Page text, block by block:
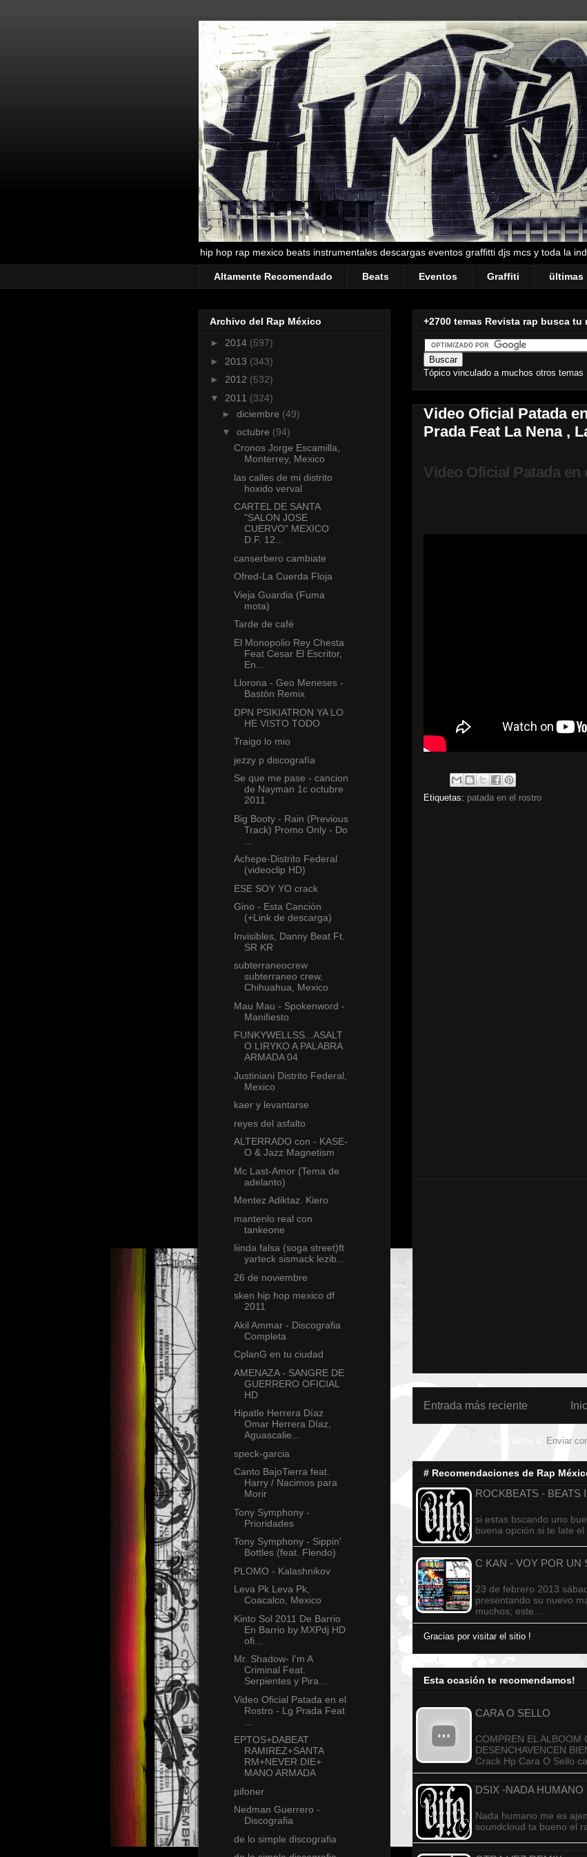
hip hop rap mexico beats instrumentales descargas eventos graffitti djs mcs y toda la
Altamente Recomendado Beats Eventos Graffiti ültimas
+2700 temas Revista rap busca tu
Tópico vinculado a muchos otros temas
Video Oficial Patada
Prada Feat La Nena ,
Video Oficial Patada en
Etiquetas: patada en el rostro
Entrada más reciente
Suscribirse a: Enviar
# Recomendaciones de Rap
ROCKBEATS - BEATS
si estas bscando uno
buena opción si te late
C KAN - VOY POR UN
23 de febrero 2013
presentando su nuevo
muchos; este…
Gracias por visitar el sitio !
Esta ocasión te recomendamos!
CARA O SELLO
COMPREN EL ALBOOM
DESENCHAVENCEN
Crack Hp Cara O Sello
DSIX -NADA
Nada humano me es
soundcloud ta bueno el
Archivo del Rap México
► 2014 (597)
► 2013 (343)
► 2012 (532)
▼ 2011 (324)
► diciembre (49)
▼ octubre (94)
Cronos Jorge Escamilla,
Monterrey, Mexico
las calles de mi distrito
hoxido verval
CARTEL DE SANTA
"SALON JOSE
CUERVO" MEXICO
D.F. 12...
canserbero cambiate
Ofred-La Cuerda Floja
Vieja Guardia (Fuma
mota)
Tarde de café
El Monopolio Rey Chesta
Feat Cesar El Escritor,
En...
Llorona - Geo Meneses -
Bastön Remix
DPN PSIKIATRON YA LO
HE VISTO TODO
Traigo lo mio
jezzy p discografía
Se que me pase - cancion
de Nayman 1c octubre
2011
Big Booty - Rain (Previous
Track) Promo Only - Do
Achepe-Distrito Federal
(videoclip HD)
ESE SOY YO crack
Gino - Esta Canción
(+Link de descarga)
Invisibles, Danny Beat Ft.
SR KR
subterraneocrew
subterraneo crew,
Chihuahua, Mexico
Mau Mau - Spokenword -
Manifiesto
FUNKYWELLSS...ASALT
O LIRYKO A PALABRA
ARMADA 04
Justiniani Distrito Federal,
Mexico
kaer y levantarse
reyes del asfalto
ALTERRADO con - KASE-
O & Jazz Magnetism
Mc Last-Amor (Tema de
adelanto)
Mentez Adiktaz. Kiero
mantenlo real con
tankeone
liinda falsa (soga street)ft
yarteck sismack lezib...
26 de noviembre
sken hip hop mexico df
2011
Akil Ammar - Discografia
Completa
CplanG en tu ciudad
AMENAZA - SANGRE DE
GUERRERO OFICIAL
HD
Hipatle Herrera Díaz
Omar Herrera Díaz,
Aguascalie...
speck-garcia
Canto BajoTierra feat.
Harry / Nacimos para
Morir
Tony Symphony -
Prioridades
Tony Symphony - Sippin'
Bottles (feat. Flendo)
PLOMO - Kalashnikov
Leva Pk Leva Pk,
Coacalco, Mexico
Kinto Sol 2011 De Barrio
En Barrio by MXPdj HD
ofi...
Mr. Shadow- I'm A
Criminal Feat.
Serpientes y Pira...
Video Oficial Patada en el
Rostro - Lg Prada Feat
EPTOS+DABEAT
RAMIREZ+SANTA
RM+NEVER DIE+
MANO ARMADA
pifoner
Nedman Guerrero -
Discografia
de lo simple discografia